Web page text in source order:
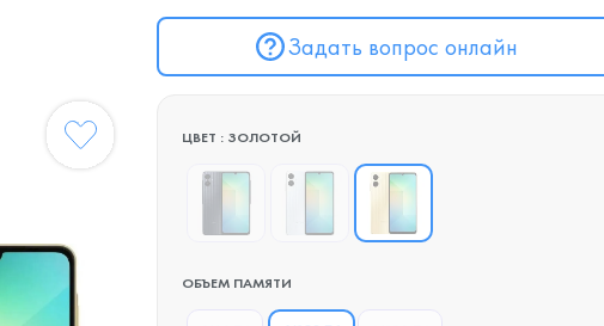
Задать вопрос онлайн
ЦВЕТ : ЗОЛОТОЙ
ОБЪЕМ ПАМЯТИ